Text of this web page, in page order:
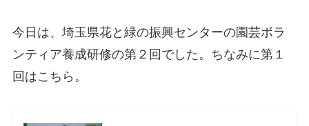
今日は、埼玉県花と緑の振興センターの園芸ボラ
ンティア養成研修の第２回でした。ちなみに第１
回はこちら。